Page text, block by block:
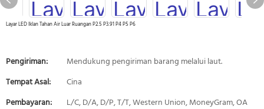
Layar LED Iklan Tahan Air Luar Ruangan P2.5 P3.91 P4 P5 P6
Pengiriman:
Mendukung pengiriman barang melalui laut.
Tempat Asal:
Cina
Pembayaran:
L/C, D/A, D/P, T/T, Western Union, MoneyGram, OA